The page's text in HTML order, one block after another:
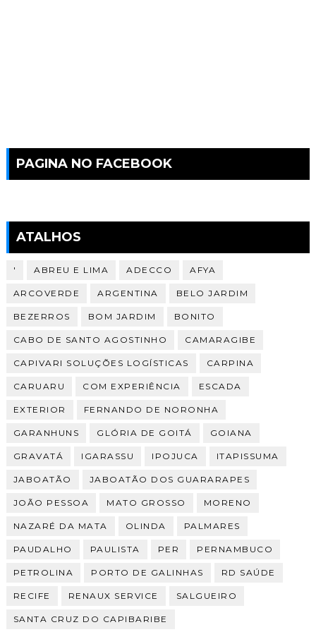
PAGINA NO FACEBOOK
ATALHOS
' ABREU E LIMA ADECCO AFYA
ARCOVERDE ARGENTINA BELO JARDIM
BEZERROS BOM JARDIM BONITO
CABO DE SANTO AGOSTINHO CAMARAGIBE
CAPIVARI SOLUÇÕES LOGÍSTICAS CARPINA
CARUARU COM EXPERIÊNCIA ESCADA
EXTERIOR FERNANDO DE NORONHA
GARANHUNS GLÓRIA DE GOITÁ GOIANA
GRAVATÁ IGARASSU IPOJUCA ITAPISSUMA
JABOATÃO JABOATÃO DOS GUARARAPES
JOÃO PESSOA MATO GROSSO MORENO
NAZARÉ DA MATA OLINDA PALMARES
PAUDALHO PAULISTA PER PERNAMBUCO
PETROLINA PORTO DE GALINHAS RD SAÚDE
RECIFE RENAUX SERVICE SALGUEIRO
SANTA CRUZ DO CAPIBARIBE